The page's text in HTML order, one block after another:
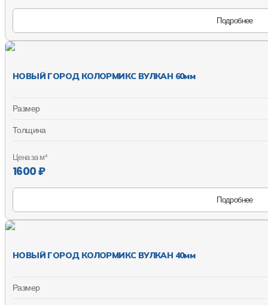
Подробнее
НОВЫЙ ГОРОД КОЛОРМИКС ВУЛКАН 60мм
Размер
Толщина
Цена за м²
1600 ₽
Подробнее
НОВЫЙ ГОРОД КОЛОРМИКС ВУЛКАН 40мм
Размер